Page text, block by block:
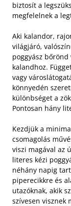
biztosít a
megfelelnek a
Aki kalandor,
világjáró,
poggyász
kalandhoz.
vagy
könnyedén
különbséget a
Pontosan hány
Kezdjük a
csomagolás
viszi magával az
literes kézi
néhány napig
piperecikkre és
utazóknak, akik
szívesen visznek